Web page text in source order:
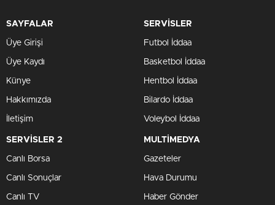
SAYFALAR
Üye Girişi
Üye Kaydı
Künye
Hakkımızda
İletişim
SERVİSLER
Futbol İddaa
Basketbol İddaa
Hentbol İddaa
Bilardo İddaa
Voleybol İddaa
SERVİSLER 2
Canlı Borsa
Canlı Sonuçlar
Canlı TV
MULTİMEDYA
Gazeteler
Hava Durumu
Haber Gönder